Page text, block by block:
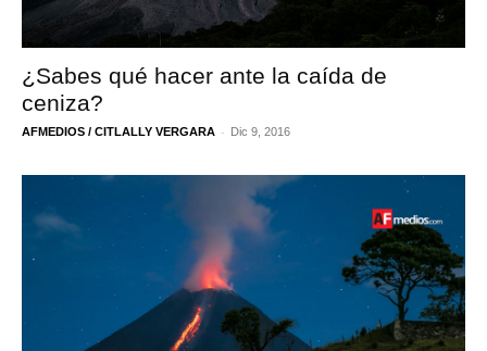
¿Sabes qué hacer ante la caída de
ceniza?
AFMEDIOS / CITLALLY VERGARA - Dic 9, 2016